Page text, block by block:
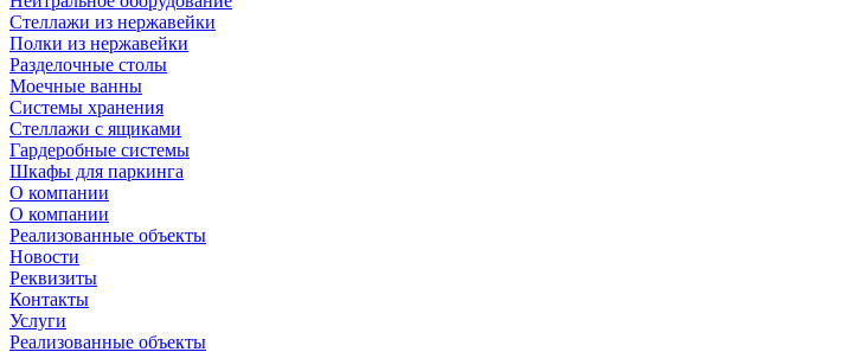
Стеллажи из нержавейки
Полки из нержавейки
Разделочные столы
Моечные ванны
Системы хранения
Стеллажи с ящиками
Гардеробные системы
Шкафы для паркинга
О компании
О компании
Реализованные объекты
Новости
Реквизиты
Контакты
Услуги
Реализованные объекты